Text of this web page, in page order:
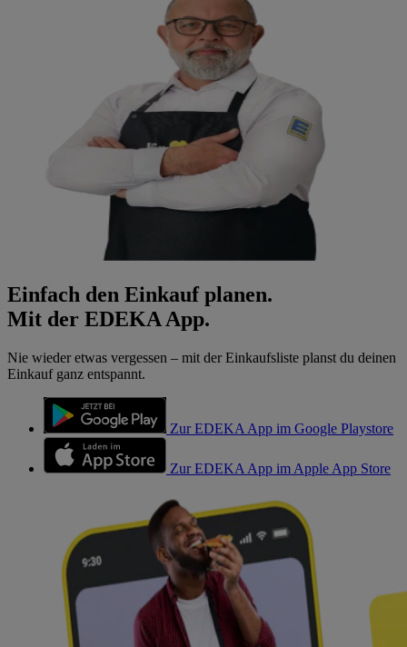
Einfach den Einkauf planen.
Mit der EDEKA App.
Nie wieder etwas vergessen – mit der Einkaufsliste planst du deinen
Einkauf ganz entspannt.
Zur EDEKA App im Google Playstore
Zur EDEKA App im Apple App Store